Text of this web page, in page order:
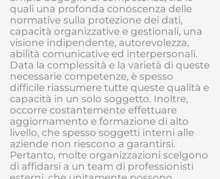
quali una profonda conoscenza delle
normative sulla protezione dei dati,
capacità organizzative e gestionali, una
visione indipendente, autorevolezza,
abilità comunicative ed interpersonali.
Data la complessità e la varietà di queste
necessarie competenze, è spesso
difficile riassumere tutte queste qualità e
capacità in un solo soggetto. Inoltre,
occorre costantemente effettuare
aggiornamento e formazione di alto
livello, che spesso soggetti interni alle
aziende non riescono a garantirsi.
Pertanto, molte organizzazioni scelgono
di affidarsi a un team di professionisti